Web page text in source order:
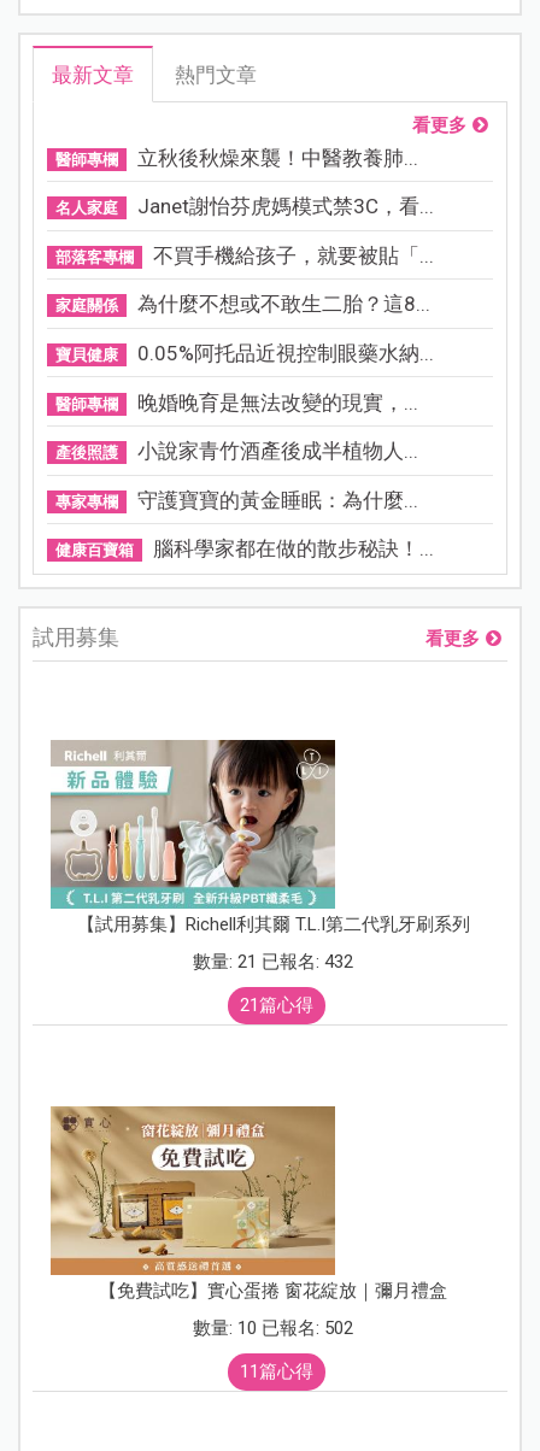
最新文章 熱門文章
看更多
醫師專欄 立秋後秋燥來襲！中醫教養肺...
名人家庭 Janet謝怡芬虎媽模式禁3C，看...
部落客專欄 不買手機給孩子，就要被貼「...
家庭關係 為什麼不想或不敢生二胎？這8...
寶貝健康 0.05%阿托品近視控制眼藥水納...
醫師專欄 晚婚晚育是無法改變的現實，...
產後照護 小說家青竹酒產後成半植物人...
專家專欄 守護寶寶的黃金睡眠：為什麼...
健康百寶箱 腦科學家都在做的散步秘訣！...
試用募集 看更多
【試用募集】Richell利其爾 T.L.I第二代乳牙刷系列
數量: 21 已報名: 432
21篇心得
【免費試吃】實心蛋捲 窗花綻放｜彌月禮盒
數量: 10 已報名: 502
11篇心得